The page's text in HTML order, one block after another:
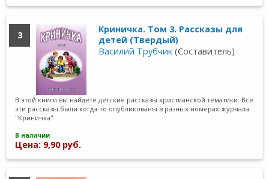
3
Криничка. Том 3. Рассказы для
детей (Твердый)
Василий Трубчик (Составитель)
В этой книги вы найдете детские рассказы христианской тематики. Все
эти рассказы были когда-то опубликованы в разных номерах журнала
"Криничка"
В наличии
Цена: 9,90 руб.